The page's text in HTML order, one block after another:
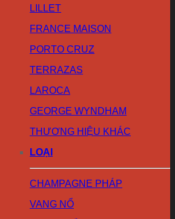
LILLET
FRANCE MAISON
PORTO CRUZ
TERRAZAS
LAROCA
GEORGE WYNDHAM
THƯƠNG HIỆU KHÁC
LOẠI
CHAMPAGNE PHÁP
VANG NỔ